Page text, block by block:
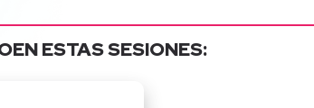
EN ESTAS SESIONES: